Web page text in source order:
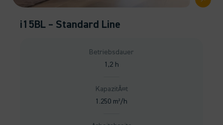
i15BL – Standard Line
Betriebsdauer
1,2 h
KapazitÃ¤t
1.250 m²/h